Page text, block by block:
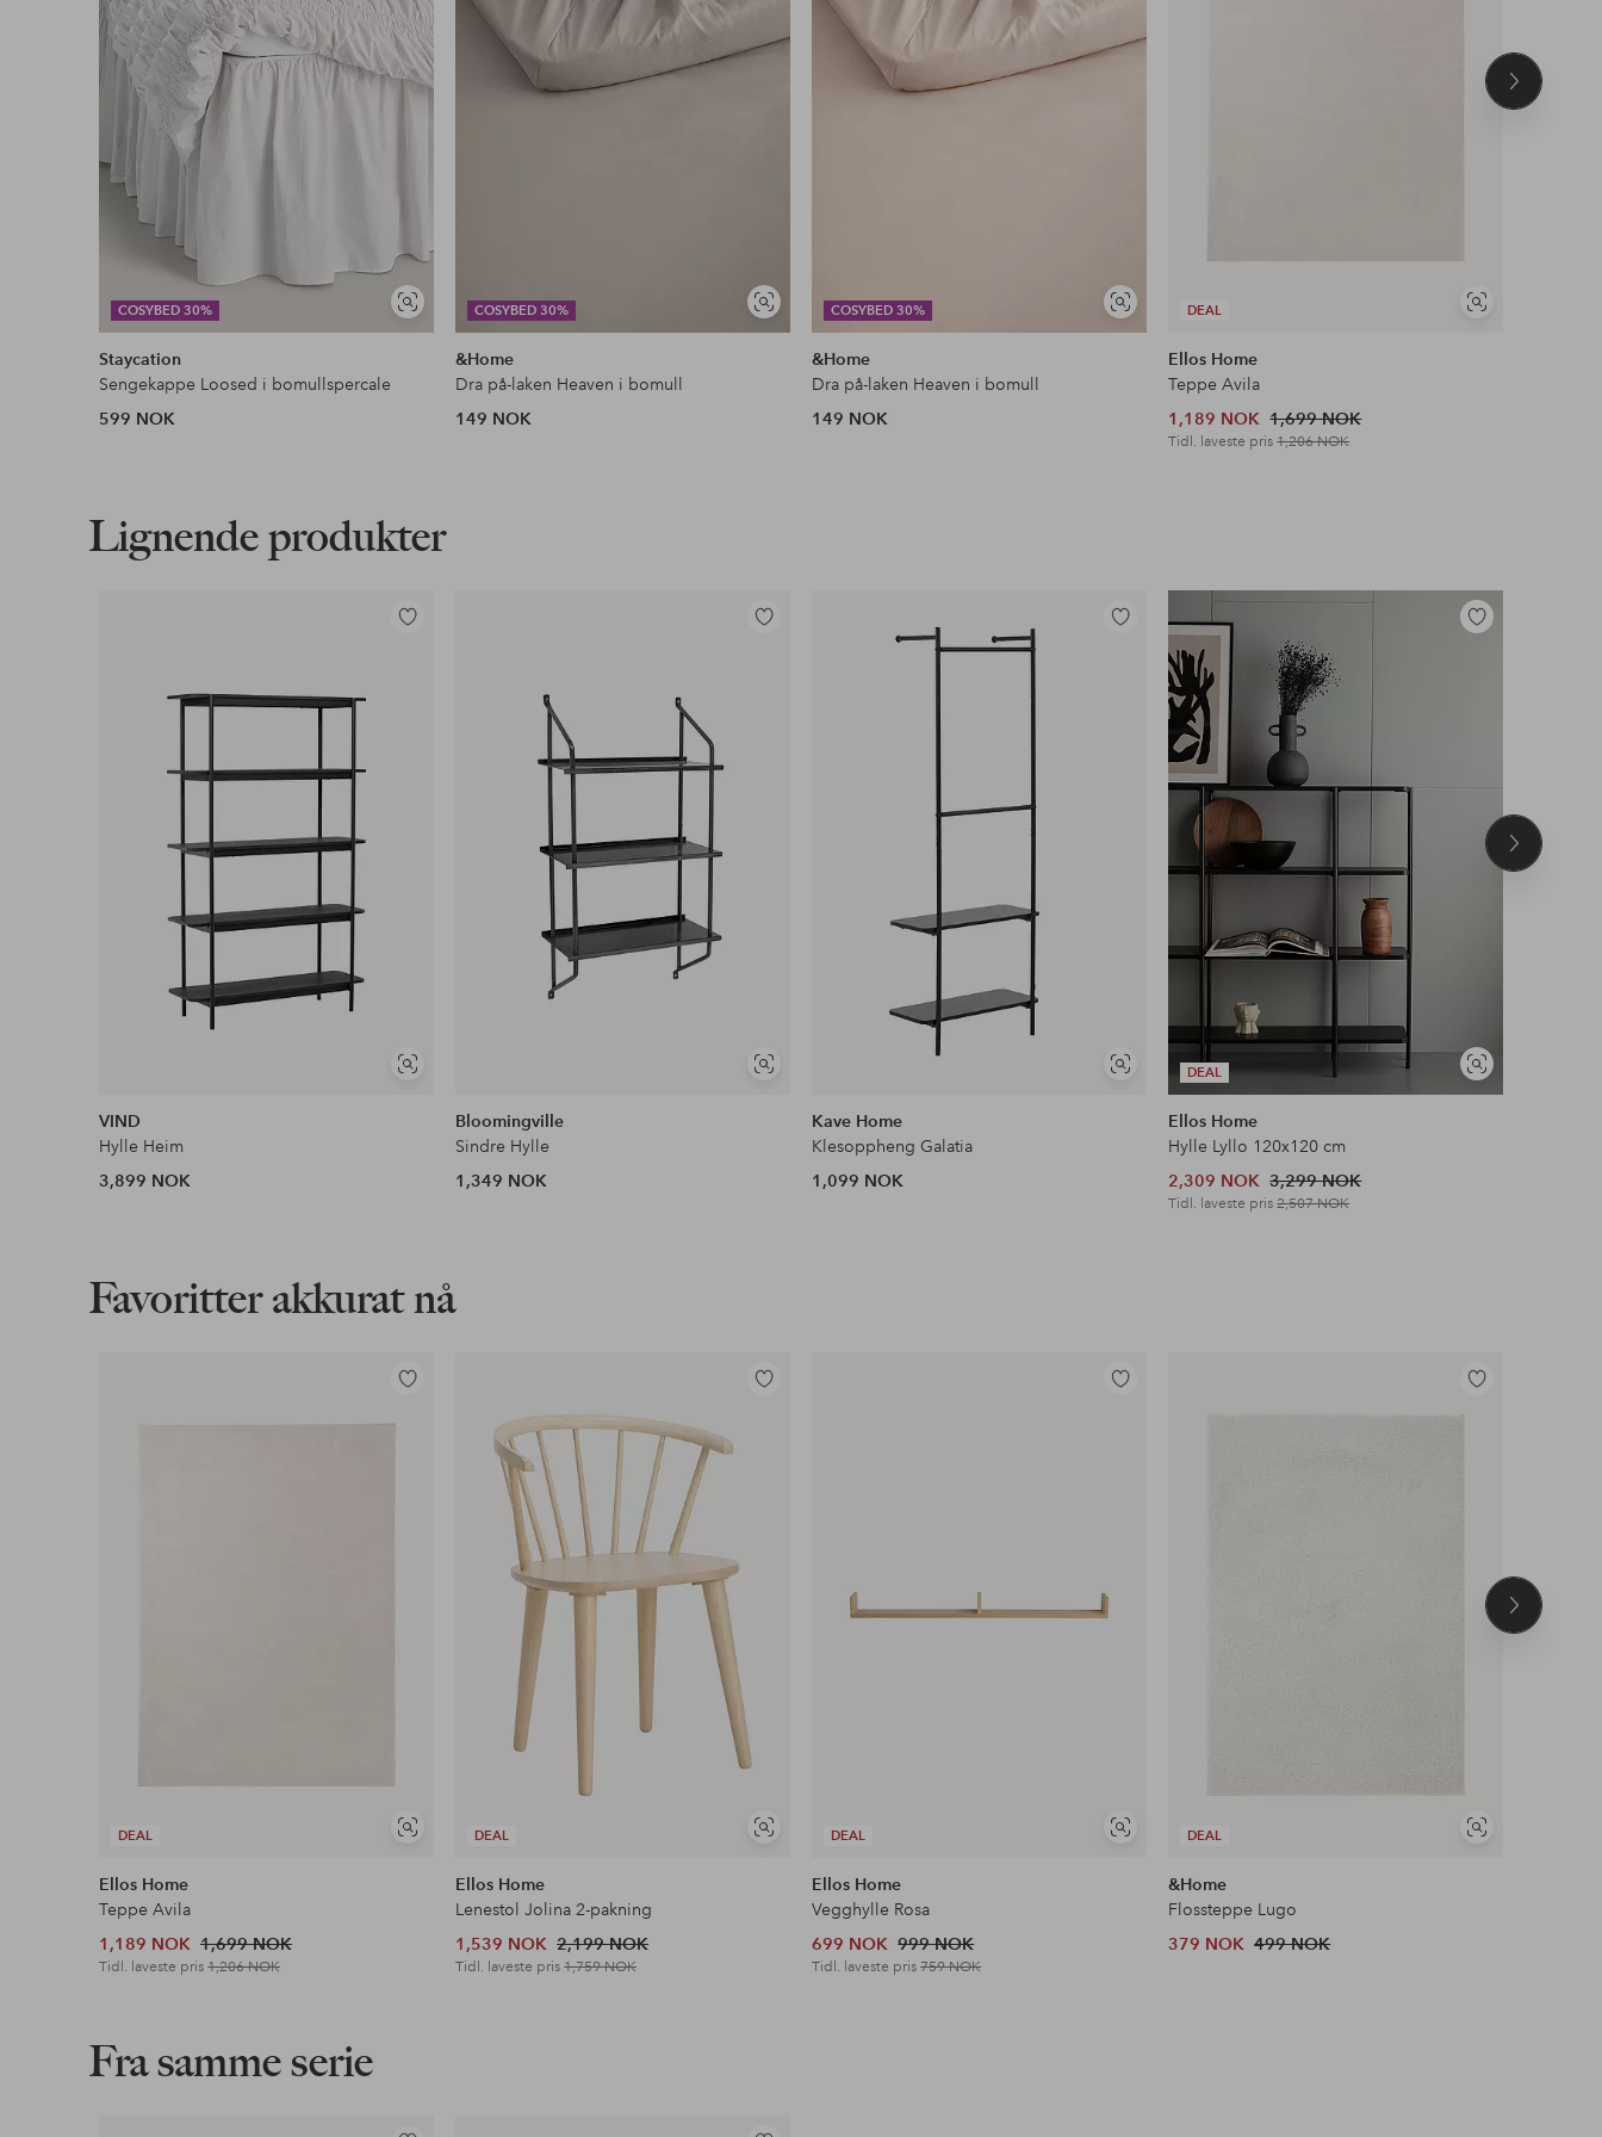
Gjelder for normalpakke over 599 kr
Les mer
Faktura & Konto
Våre mest fordelaktige betalingsmåter
Les mer
COSYBED 30%
Vis
lignende
Staycation
Sengekappe Loosed i bomullspercale
599 NOK
COSYBED 30%
Vis
lignende
&Home
Dra på-laken Heaven i bomull
149 NOK
COSYBED 30%
Vis
lignende
&Home
Dra på-laken Heaven i bomull
149 NOK
DEAL
Vis
Ellos Home
Teppe Avila
1,189 NOK 1,699 NOK
Tidl. laveste pris1,206 NOK
Neste
Lignende produkter
Vis
Legg
VIND
Hylle Heim
3,899 NOK
Vis
Legg
Bloomingville
Sindre Hylle
1,349 NOK
Vis
lignende
Legg
favoritter
Kave Home
Klesoppheng Galatia
1,099 NOK
DEAL
Vis
lignende
Legg
Ellos Home
Hylle Lyllo 120x120 cm
2,309 NOK 3,299 NOK
Tidl. laveste pris2,507 NOK
Neste
Favoritter akkurat nå
DEAL
Vis
Legg
Ellos Home
Teppe Avila
1,189 NOK 1,699 NOK
Tidl. laveste pris1,206 NOK
DEAL
Vis
Legg
Ellos Home
Lenestol Jolina 2-pakning
1,539 NOK 2,199 NOK
Tidl. laveste pris1,759 NOK
DEAL
Vis
Legg
Ellos Home
Vegghylle Rosa
699 NOK 999 NOK
Tidl. laveste pris759 NOK
DEAL
Vis
Legg
til
&Home
Flossteppe Lugo
379 NOK 499 NOK
Neste
Fra samme serie